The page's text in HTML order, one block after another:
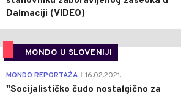
Dalmaciji (VIDEO)
MONDO U SLOVENIJI
MONDO REPORTAŽA 16.02.2021.
"Socijalističko čudo nostalgično za